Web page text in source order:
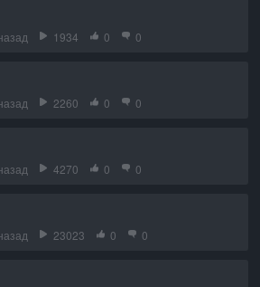
1934 0 0
2260 0 0
4270 0 0
23023 0 0